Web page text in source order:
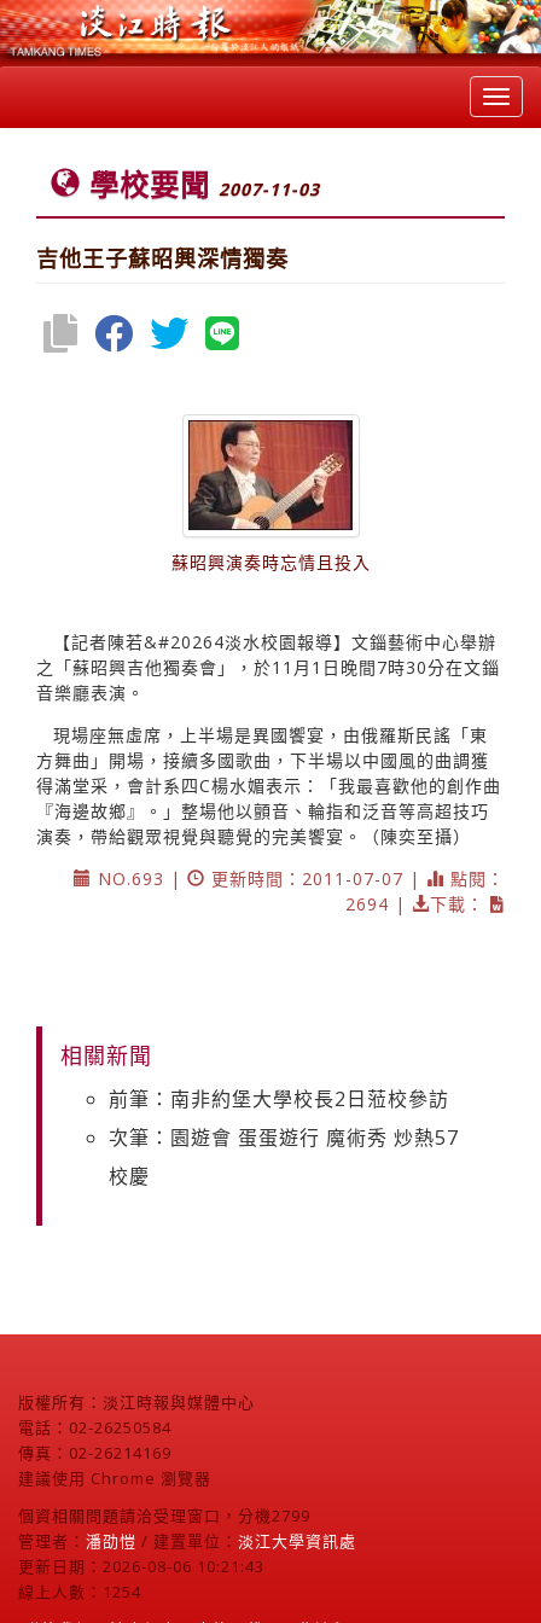
學校要聞 2007-11-03
吉他王子蘇昭興深情獨奏
蘇昭興演奏時忘情且投入
【記者陳若&#20264淡水校園報導】文錙藝術中心舉辦
之「蘇昭興吉他獨奏會」，於11月1日晚間7時30分在文錙
音樂廳表演。
現場座無虛席，上半場是異國饗宴，由俄羅斯民謠「東
方舞曲」開場，接續多國歌曲，下半場以中國風的曲調獲
得滿堂采，會計系四C楊水媚表示：「我最喜歡他的創作曲
『海邊故鄉』。」整場他以顫音、輪指和泛音等高超技巧
演奏，帶給觀眾視覺與聽覺的完美饗宴。（陳奕至攝）
NO.693 |
更新時間：2011-07-07 |
點閱：
2694 |
下載：
相關新聞
前筆：南非約堡大學校長2日蒞校參訪
次筆：園遊會 蛋蛋遊行 魔術秀 炒熱57
校慶
版權所有：淡江時報與媒體中心
電話：02-26250584
傳真：02-26214169
建議使用 Chrome 瀏覽器
個資相關問題請洽受理窗口，分機2799
管理者： 潘劭愷 / 建置單位： 淡江大學資訊處
更新日期：2026-08-06 10:21:43
線上人數：1254